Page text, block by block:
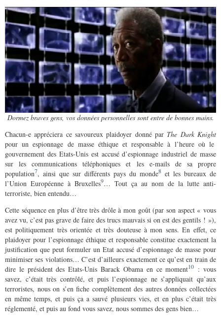
Dormez braves gens, vos données personnelles sont entre de bonnes mains.
Chacun-e appréciera ce savoureux plaidoyer donné par The Dark Knight
pour un espionnage de masse éthique et responsable à l’heure où le
gouvernement des Etats-Unis est accusé d’espionnage industriel de masse
sur les communications téléphoniques et les e-mails de sa propre
population7, ainsi que sur différents pays du monde8 et les bureaux de
l’Union Européenne à Bruxelles9… Tout ça au nom de la lutte anti-
terroriste, bien entendu…
Cette séquence en plus d’être très drôle à mon goût (par son aspect « vous
avez vu, c’est pas grave de faire des trucs mauvais si on est des gentils ! »),
est politiquement très orientée et très douteuse à mon sens. En effet, ce
plaidoyer pour l’espionnage éthique et responsable constitue exactement la
justification que peut formuler un Etat accusé d’espionnage de masse pour
minimiser ses violations… C’est d’ailleurs exactement ce qu’est en train de
dire le président des Etats-Unis Barack Obama en ce moment10 : vous
savez, c’était très contrôlé, et puis l’espionnage ne s’appliquait qu’aux
terroristes, nous on s’en fiche complètement des autres données collectées
en même temps, et puis ça a sauvé plusieurs vies, et en plus c’était très
réglementé, et puis au fond vous savez, nous sommes des gens bien…